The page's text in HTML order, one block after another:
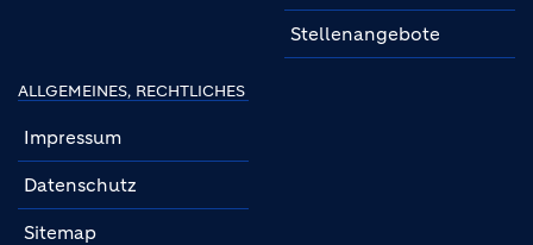
Stellenangebote
ALLGEMEINES, RECHTLICHES
Impressum
Datenschutz
Sitemap